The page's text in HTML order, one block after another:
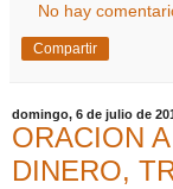
No hay
Compartir
domingo, 6 de julio de
ORACION
DINERO,